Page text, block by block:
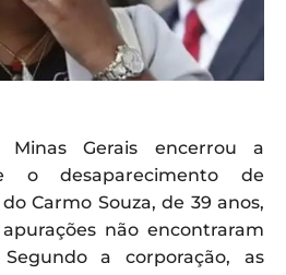
Gerais encerrou a
o desaparecimento de
Carmo Souza, de 39 anos,
não encontraram
a corporação, as